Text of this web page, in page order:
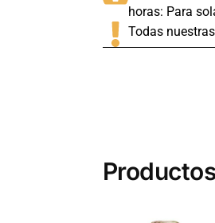
horas: Para
Todas